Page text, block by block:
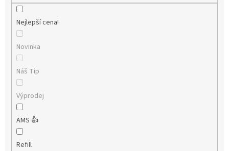
Nejlepší cena!
Novinka
Náš Tip
Výprodej
AMS 👍
Refill